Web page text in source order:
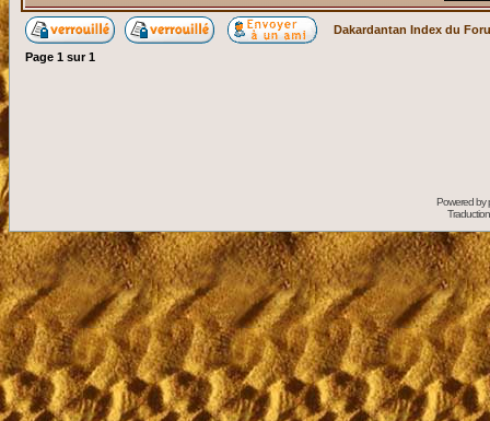
Dakardantan Index du
Page 1 sur1
Powered by